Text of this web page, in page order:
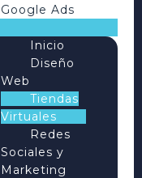
Google Ads
Inicio
Diseño
Web
Tiendas
Virtuales
Redes
Sociales y
Marketing